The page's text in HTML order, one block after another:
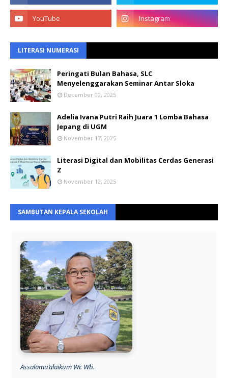
LITERASI NUMERASI
Peringati Bulan Bahasa, SLC
Menyelenggarakan Seminar Antar Sloka
December 09, 2025
Adelia Ivana Putri Raih Juara 1 Lomba Bahasa
Jepang di UGM
November 17, 2025
Literasi Digital dan Mobilitas Cerdas Generasi
Z
November 12, 2025
SAMBUTAN KEPALA SEKOLAH
Assalamu’alaikum Wr. Wb.